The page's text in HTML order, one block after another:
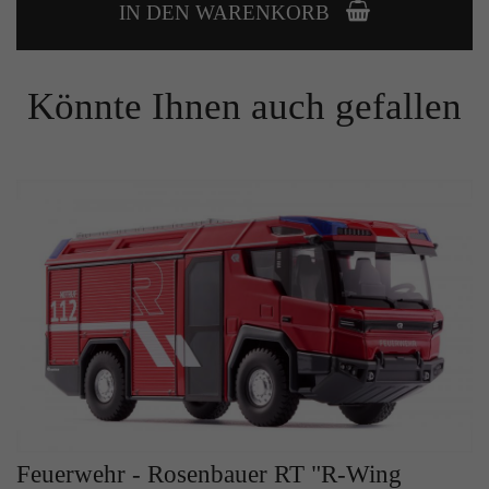
IN DEN WARENKORB
Könnte Ihnen auch gefallen
Feuerwehr - Rosenbauer RT "R-Wing
Solange es gesetzt ist, werden bestimmte